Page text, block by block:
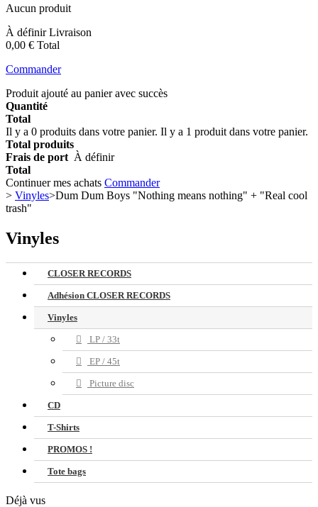
Aucun produit
À définirLivraison
0,00 € Total
Commander
Produit ajouté au panier avec succès
Quantité
Total
Il y a 0 produits dans votre panier. Il y a 1 produit dans votre panier.
Total produits
Frais de port À définir
Total
Continuer mes achats Commander
> Vinyles>Dum Dum Boys "Nothing means nothing" + "Real cool
trash"
Vinyles
CLOSER RECORDS
Adhésion CLOSER RECORDS
Vinyles
LP / 33t
EP / 45t
Picture disc
CD
T-Shirts
PROMOS !
Tote bags
Déjà vus